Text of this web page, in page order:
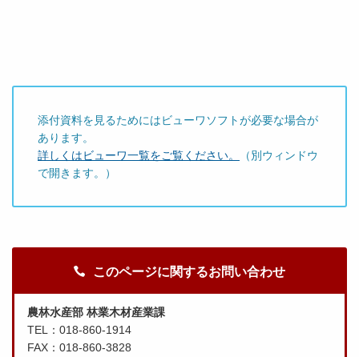
添付資料を見るためにはビューワソフトが必要な場合が
あります。
詳しくはビューワ一覧をご覧ください。
（別ウィンドウ
で開きます。）
このページに関するお問い合わせ
農林水産部 林業木材産業課
TEL：018-860-1914
FAX：018-860-3828